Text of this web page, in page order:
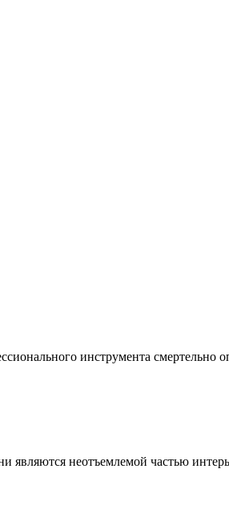
инструмента смертельно
являются неотъемлемой частью